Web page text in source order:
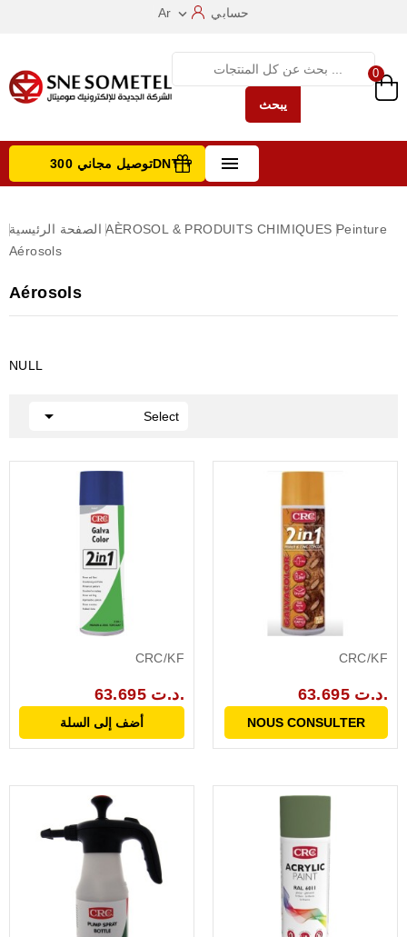
Ar  حسابي
يبحث
0
 توصيل مجاني 300DNT +
الصفحة الرئيسية AÈROSOL & PRODUITS CHIMIQUES Peinture
Aérosols
Aérosols
NULL
Select

CRC/KF
63.695 د.ت.
أضف إلى السلة
CRC/KF
63.695 د.ت.
NOUS CONSULTER